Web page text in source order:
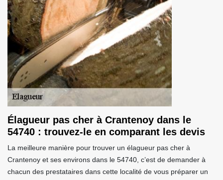
Élagueur pas cher à Crantenoy dans le
54740 : trouvez-le en comparant les devis
La meilleure manière pour trouver un élagueur pas cher à
Crantenoy et ses environs dans le 54740, c’est de demander à
chacun des prestataires dans cette localité de vous préparer un